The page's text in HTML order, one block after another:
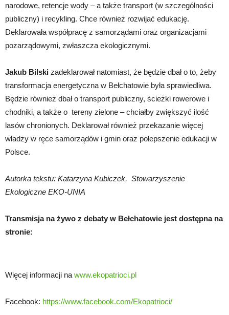
narodowe, retencje wody – a także transport (w szczególności
publiczny) i recykling. Chce również rozwijać edukację.
Deklarowała współpracę z samorządami oraz organizacjami
pozarządowymi, zwłaszcza ekologicznymi.
Jakub Bilski zadeklarował natomiast, że będzie dbał o to, żeby
transformacja energetyczna w Bełchatowie była sprawiedliwa.
Będzie również dbał o transport publiczny, ścieżki rowerowe i
chodniki, a także o tereny zielone – chciałby zwiększyć ilość
lasów chronionych. Deklarował również przekazanie więcej
władzy w ręce samorządów i gmin oraz polepszenie edukacji w
Polsce.
Autorka tekstu: Katarzyna Kubiczek, Stowarzyszenie
Ekologiczne EKO-UNIA
Transmisja na żywo z debaty w Bełchatowie jest dostępna na
stronie:
Więcej informacji na www.ekopatrioci.pl
Facebook: https://www.facebook.com/Ekopatrioci/